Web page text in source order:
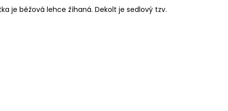
je béžová lehce žíhaná. Dekolt je sedlový tzv.